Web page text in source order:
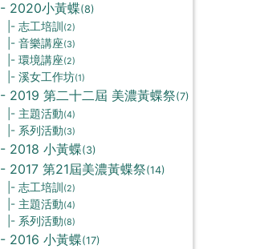
|- 2020小黃蝶(8)
|- 志工培訓 (2)
|- 音樂講座(3)
|- 環境講座(2)
|- 溪女工作坊(1)
|- 2019 第二十二屆 美濃黃蝶祭(7)
|- 主題活動(4)
|- 系列活動(3)
|- 2018 小黃蝶(3)
|- 2017 第21屆美濃黃蝶祭(14)
|- 志工培訓 (2)
|- 主題活動(4)
|- 系列活動(8)
|- 2016 小黃蝶(17)